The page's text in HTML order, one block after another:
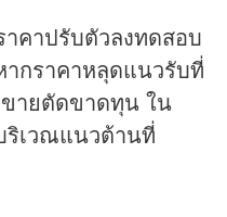
คาปรับตัวลงทดสอบ
กราคาหลุดแนวรับที่
ายตัดขาดทุน ใน
เวณแนวต้านที่